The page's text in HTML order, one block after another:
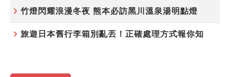
竹燈閃耀浪漫冬夜 熊本必訪黑川溫泉湯明點燈
旅遊日本舊行李箱別亂丟！正確處理方式報你知